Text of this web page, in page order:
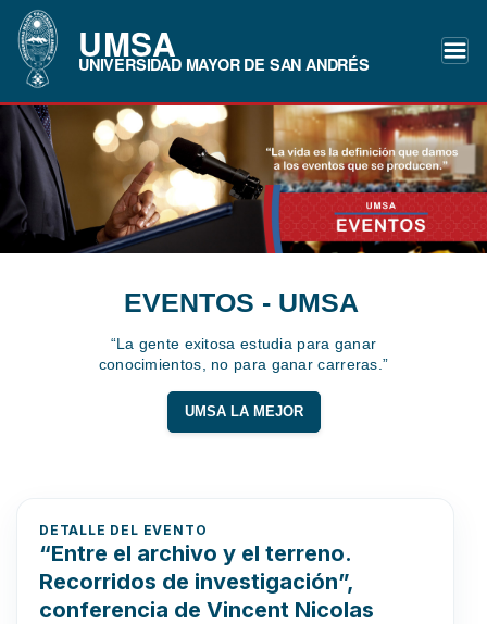
UMSA
UNIVERSIDAD MAYOR DE SAN ANDRÉS
EVENTOS - UMSA
“La gente exitosa estudia para ganar
conocimientos, no para ganar carreras.”
UMSA LA MEJOR
DETALLE DEL EVENTO
“Entre el archivo y el terreno.
Recorridos de investigación”,
conferencia de Vincent Nicolas